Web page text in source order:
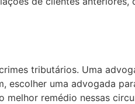
tributários. Uma
escolher uma advogada
remédio nessas